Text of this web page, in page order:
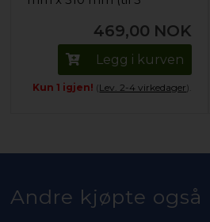
469,00 NOK
Legg i kurven
Kun 1 igjen! (Lev. 2-4 virkedager).
Andre kjøpte også